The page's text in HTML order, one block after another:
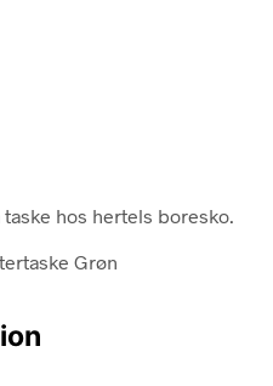
hos hertels boresko.
Grøn